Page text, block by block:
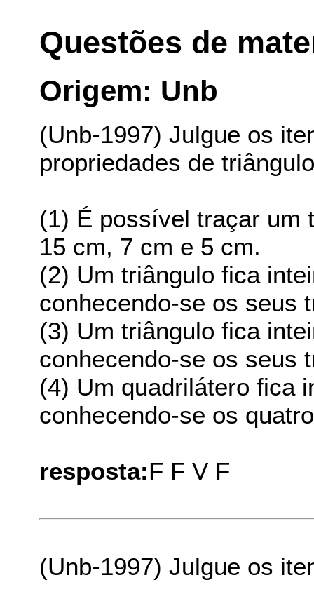
Questões de
Origem: Unb
(Unb-1997) Julgue os
propriedades de
(1) É possível traçar um
15 cm, 7 cm e 5 cm.
(2) Um triângulo fica
conhecendo-se os seus
(3) Um triângulo fica
conhecendo-se os seus
(4) Um quadrilátero fica
conhecendo-se os
resposta:F F V F
(Unb-1997) Julgue os